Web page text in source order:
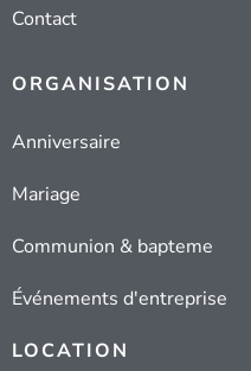
Contact
ORGANISATION
Anniversaire
Mariage
Communion & bapteme
Événements d'entreprise
LOCATION